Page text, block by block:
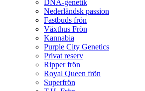
DNA-genetik
Nederländsk passion
Fastbuds frön
Växthus Frön
Kannabia
Purple City Genetics
Privat reserv
Ripper frön
Royal Queen frön
Superfrön